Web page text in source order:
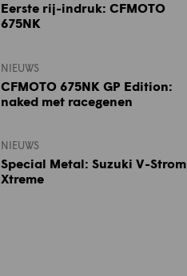
Eerste rij-indruk: CFMOTO
675NK
NIEUWS
CFMOTO 675NK GP Edition:
naked met racegenen
NIEUWS
Special Metal: Suzuki V-Strom
Xtreme